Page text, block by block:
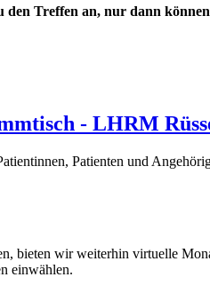
den Treffen an, nur dann
- LHRM
Patienten und
bieten wir weiterhin virtuelle
einwählen.